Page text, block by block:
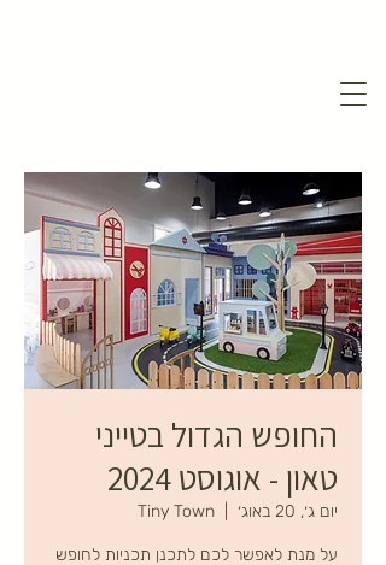
החופש הגדול בטייני
טאון - אוגוסט 2024
יום ג׳, 20 באוג׳ Tiny Town
על מנת לאפשר לכם לתכנן תכניות לחופש